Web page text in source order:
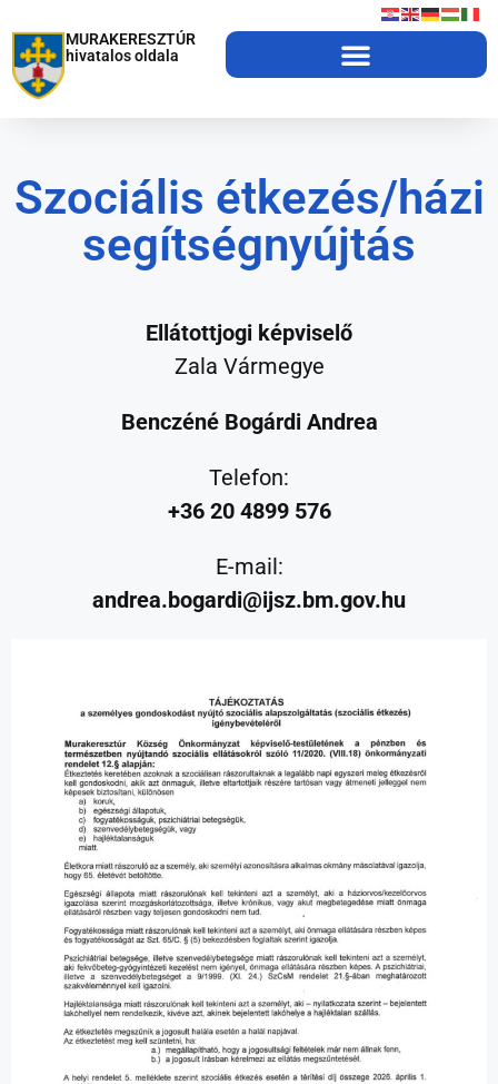
MURAKERESZTÚR
hivatalos oldala
Szociális étkezés/házi
segítségnyújtás
Ellátottjogi képviselő
Zala Vármegye
Benczéné Bogárdi Andrea
Telefon:
+36 20 4899 576
E-mail:
andrea.bogardi@ijsz.bm.gov.hu